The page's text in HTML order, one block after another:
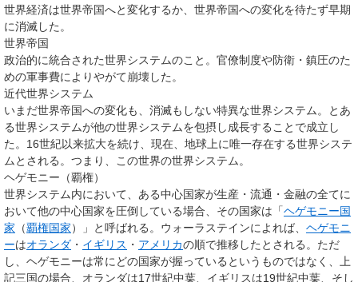
世界経済は世界帝国へと変化するか、世界帝国への変化を待たず早期
に消滅した。
世界帝国
政治的に統合された世界システムのこと。官僚制度や防衛・鎮圧のた
めの軍事費によりやがて崩壊した。
近代世界システム
いまだ世界帝国への変化も、消滅もしない特異な世界システム。とあ
る世界システムが他の世界システムを包摂し成長することで成立し
た。16世紀以来拡大を続け、現在、地球上に唯一存在する世界システ
ムとされる。つまり、この世界の世界システム。
ヘゲモニー（覇権）
世界システム内において、ある中心国家が生産・流通・金融の全てに
おいて他の中心国家を圧倒している場合、その国家は「ヘゲモニー国
家 （覇権国家）」と呼ばれる。ウォーラステインによれば、 ヘゲモニ
ーはオランダ ・ イギリス ・ アメリカの順で推移したとされる。ただ
し、ヘゲモニーは常にどの国家が握っているというものではなく、上
記三国の場合、オランダは17世紀中葉、イギリスは19世紀中葉、そし